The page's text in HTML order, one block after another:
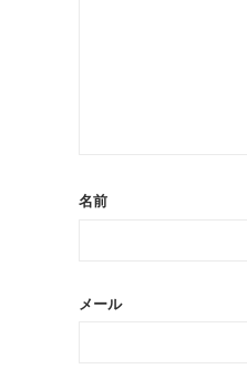
名前
メール